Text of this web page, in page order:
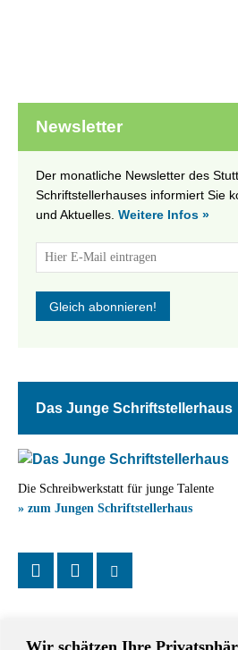
Wir schätzen Ihre
Newsletter
Der monatliche Newsletter des
Schriftstellerhauses informiert Sie
und Aktuelles. Weitere Infos »
Das Junge Schriftstellerhaus
Die Schreibwerkstatt für junge Talente
» zum Jungen Schriftstellerhaus